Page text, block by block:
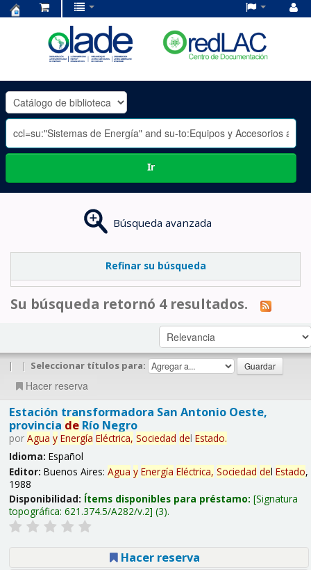
OLADE
-
Ir
Búsqueda avanzada
Refinar su búsqueda
Su búsqueda retornó 4 resultados.
| | Seleccionar títulos para:
Hacer reserva
Estación transformadora San Antonio Oeste,
provincia deRío Negro
por Agua y Energía Eléctrica, Sociedad del Estado.
Idioma: Español
Editor: Buenos Aires: Agua y Energía Eléctrica, Sociedad del Estado,
1988
Disponibilidad: Ítems disponibles para préstamo: Signatura
topográfica: 621.374.5/A282/v.2 (3).
Hacer reserva